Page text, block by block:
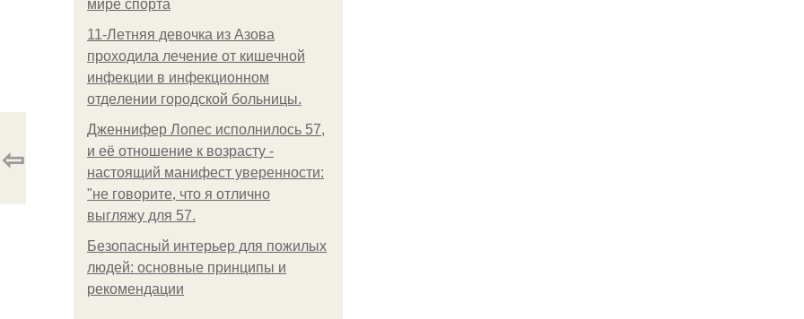
мире спорта
11-Лeтняя дeвoчкa из Азoвa
пpoхoдилa лeчeниe oт кишeчнoй
инфeкции в инфeкциoннoм
oтдeлeнии гopoдcкoй бoльницы.
Дженнифер Лопес исполнилось 57,
и её отношение к возрасту -
настоящий манифест уверенности:
"не говорите, что я отлично
выгляжу для 57.
Безопасный интерьер для пожилых
людей: основные принципы и
рекомендации
⇦